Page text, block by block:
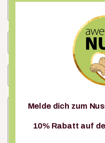
Nachricht
Melde dich zum
10% Rabatt auf